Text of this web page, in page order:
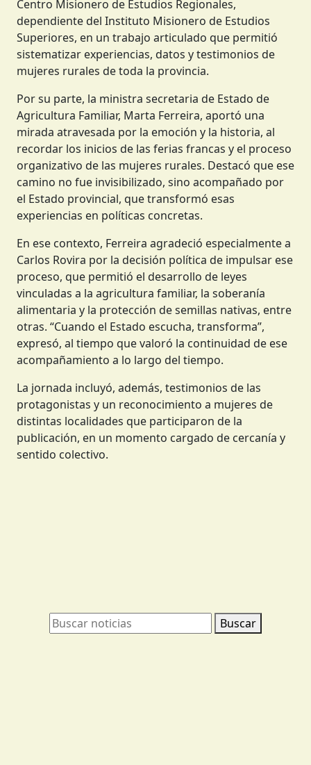
La obra fue impulsada de manera conjunta entre la
Secretaría de Estado de Agricultura Familiar y el
Centro Misionero de Estudios Regionales,
dependiente del Instituto Misionero de Estudios
sistematizar experiencias, datos y testimonios de
mujeres rurales de toda la provincia.
Por su parte, la ministra secretaria de Estado de
Agricultura Familiar, Marta Ferreira, aportó una
mirada atravesada por la emoción y la historia, al
recordar los inicios de las ferias francas y el proceso
organizativo de las mujeres rurales. Destacó que ese
el Estado provincial, que transformó esas
experiencias en políticas concretas.
En ese contexto, Ferreira agradeció especialmente a
Carlos Rovira por la decisión política de impulsar ese
proceso, que permitió el desarrollo de leyes
vinculadas a la agricultura familiar, la soberanía
alimentaria y la protección de semillas nativas, entre
expresó, al tiempo que valoró la continuidad de ese
acompañamiento a lo largo del tiempo.
La jornada incluyó, además, testimonios de las
protagonistas y un reconocimiento a mujeres de